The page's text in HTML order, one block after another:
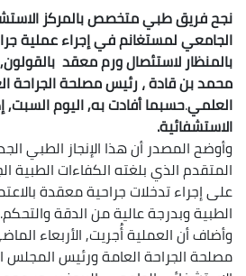
نجح فريق طبي متخصص بالمركز
الجامعي لمستغانم في إجراء عملية
بالمنظار لاستئصال ورم معقد
محمد بن قادة ، رئيس مصلحة الجراحة
العلمي.حسبما أفادت به, اليوم السبت,
الاستشفائية.
وأوضح المصدر أن هذا الإنجاز الطبي
المتقدم الذي بلغته الكفاءات الطبية
على إجراء تدخلات جراحية معقدة
الطبية وبدرجة عالية من الدقة والتحكم.
وأضاف أن العملية أُجريت, الأربعاء
مصلحة الجراحة العامة ورئيس المجلس